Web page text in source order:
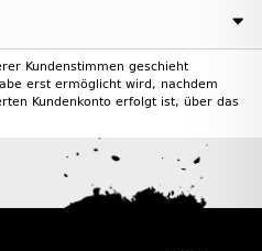
Kundenstimmen geschieht
erst ermöglicht wird, nachdem
Kundenkonto erfolgt ist, über das